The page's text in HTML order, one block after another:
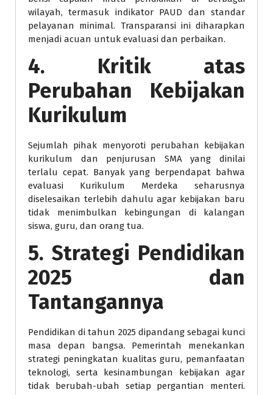
wilayah, termasuk indikator PAUD dan standar
pelayanan minimal. Transparansi ini diharapkan
menjadi acuan untuk evaluasi dan perbaikan.
4. Kritik atas
Perubahan Kebijakan
Kurikulum
Sejumlah pihak menyoroti perubahan kebijakan
kurikulum dan penjurusan SMA yang dinilai
terlalu cepat. Banyak yang berpendapat bahwa
evaluasi Kurikulum Merdeka seharusnya
diselesaikan terlebih dahulu agar kebijakan baru
tidak menimbulkan kebingungan di kalangan
siswa, guru, dan orang tua.
5. Strategi Pendidikan
2025 dan
Tantangannya
Pendidikan di tahun 2025 dipandang sebagai kunci
masa depan bangsa. Pemerintah menekankan
strategi peningkatan kualitas guru, pemanfaatan
teknologi, serta kesinambungan kebijakan agar
tidak berubah-ubah setiap pergantian menteri.